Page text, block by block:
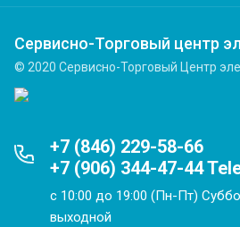
Сервисно-Торговый центр
© 2020 Сервисно-Торговый Центр
+7 (846) 229-58-66
+7 (906) 344-47-44
с 10:00 до 19:00 (Пн-Пт)
выходной